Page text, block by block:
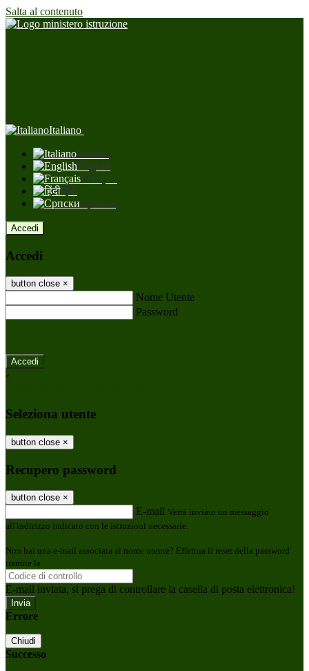
Salta al contenuto
Italiano
Italiano
English
Français
हिंदी
Српски
Accedi
Accedi
button close ×
Nome Utente
Password
-
Seleziona utente
button close ×
Recupero password
button close ×
E-mail Verrà inviato un messaggio
all'indirizzo indicato con le istruzioni necessarie.
Non hai una e-mail associata al nome utente? Effettua il reset della password
tramite la
E-mail inviata, si prega di controllare la casella di posta elettronica!
Errore
Chiudi
Successo